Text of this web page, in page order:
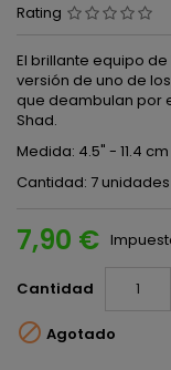
Rating
El brillante equipo
versión de uno de
que deambulan por
Shad.
Medida: 4.5" - 11.4 cm
Cantidad: 7
7,90 €
Cantidad
 Agotado